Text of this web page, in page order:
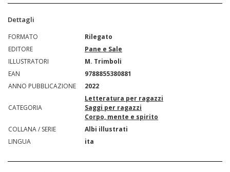
Dettagli
FORMATO
Rilegato
EDITORE
Pane e Sale
ILLUSTRATORI
M. Trimboli
EAN
9788855380881
ANNO PUBBLICAZIONE
2022
CATEGORIA
Letteratura per ragazzi
Saggi per ragazzi
Corpo, mente e spirito
COLLANA / SERIE
Albi illustrati
LINGUA
ita